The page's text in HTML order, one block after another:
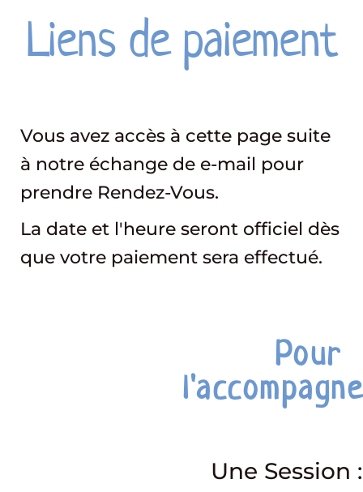
Liens de paiement
Vous avez accès à cette page suite
à notre échange de e-mail pour
prendre Rendez-Vous.
La date et l'heure seront officiel dès
que votre paiement sera effectué.
Pour
Une Session :